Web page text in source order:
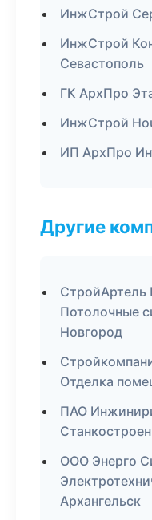
ИнжСтрой
ИнжСтрой
Севастополь
ГК АрхПро
ИнжСтрой
ИП АрхПро
Другие
СтройАртель
Потолочные
Новгород
Отделка
ПАО
ООО Энерго
Архангельск